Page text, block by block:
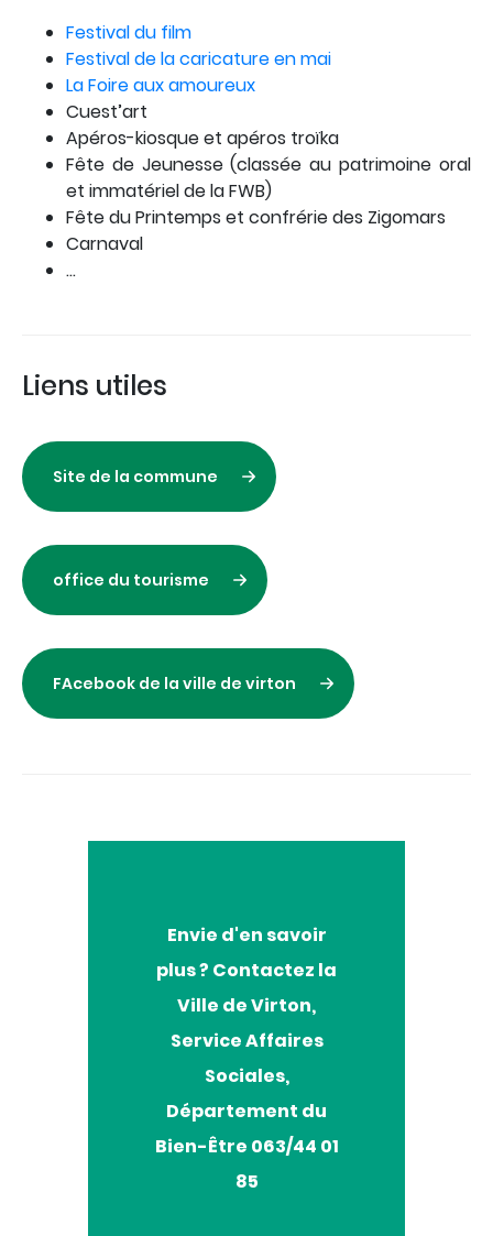
Festival du film
Festival de la caricature en mai
La Foire aux amoureux
Cuest’art
Apéros-kiosque et apéros troïka
Fête de Jeunesse (classée au patrimoine oral
et immatériel de la FWB)
Fête du Printemps et confrérie des Zigomars
Carnaval
...
Liens utiles
Site de la commune
office du tourisme
FAcebook de la ville de virton
d'en
savoir
plus
Envie d'en savoir
plus ? Contactez la
Ville de Virton,
Service Affaires
Sociales,
Département du
Bien-Être 063/44 01
85